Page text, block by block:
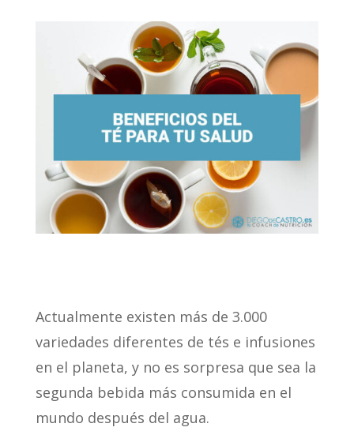
Actualmente existen más de 3.000
variedades diferentes de tés e infusiones
en el planeta, y no es sorpresa que sea la
segunda bebida más consumida en el
mundo después del agua.